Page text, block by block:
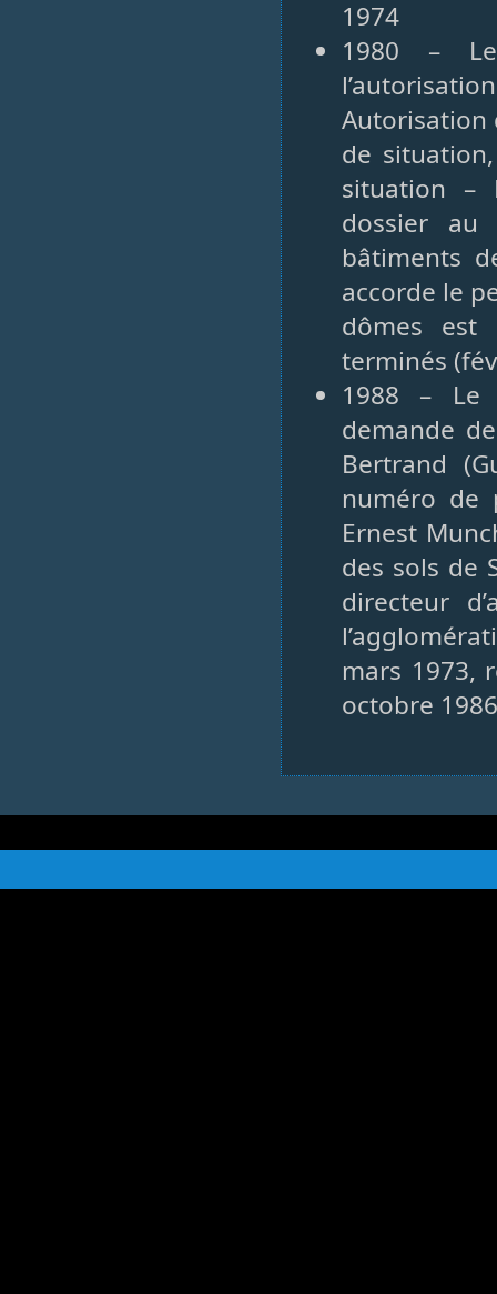
1974
1980 –
Autorisation
de
situation –
dossier au
bâtiments
accorde le
dômes est
terminés
1988 – Le
demande
Bertrand
numéro de
Ernest
des sols de
directeur
mars 1973,
octobre 1986